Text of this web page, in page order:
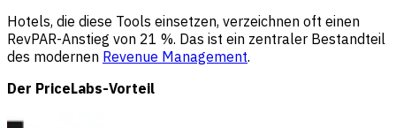
Hotels, die diese Tools einsetzen, verzeichnen oft einen
RevPAR-Anstieg von 21 %. Das ist ein zentraler Bestandteil
des modernen Revenue Management.
Der PriceLabs-Vorteil